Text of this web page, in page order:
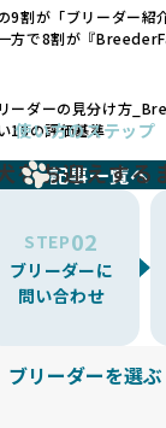
測しづらいミッ
育等も問題です
んの福祉を無視し
のが多く、消費者
こうしたワンち
ため、すべてのワ
を行っている「優
、アニマルウェル
12の総合基準を設
。
、以下の6項目を
数の犬種（一般
特徴を熟知してい
繁殖において質の
ダーは流行や需要
種ごとに異なる健
い場合があります
りするリスクが高
の詳細はこちら
は健康リスクが伴
測しにくい健康問
複雑化する場合が
9割が「ブリーダー紹
方で8割が『
ーダーの見分け方
18の評価基準
記事一覧へ
使い方のステップ
をお迎えする
STEP02
ブリーダーに
問い合わせ
ブリーダーを選ぶ